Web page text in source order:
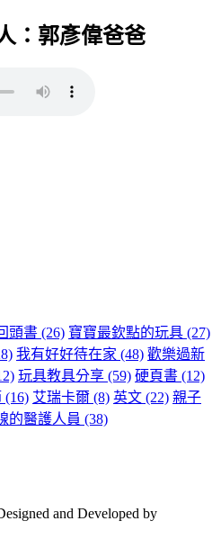
：郭彥偉爸爸
頭書 (26) 寶寶最欽點的玩具 (27)
我有好好待在家 (48) 歡樂過新
玩具教具分享 (59) 硬頁書 (12)
(16) 艾瑞卡爾 (8) 英文 (22) 親子
的醫護人員 (38)
and Developed by